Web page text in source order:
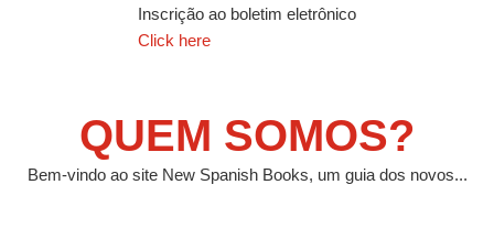
Inscrição ao boletim eletrônico
Click here
QUEM SOMOS?
Bem-vindo ao site New Spanish Books, um guia dos novos...